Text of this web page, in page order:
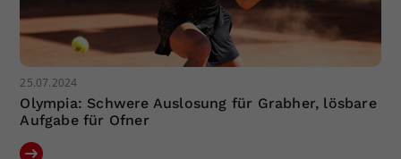
25.07.2024
Olympia: Schwere Auslosung für Grabher, lösbare
Aufgabe für Ofner